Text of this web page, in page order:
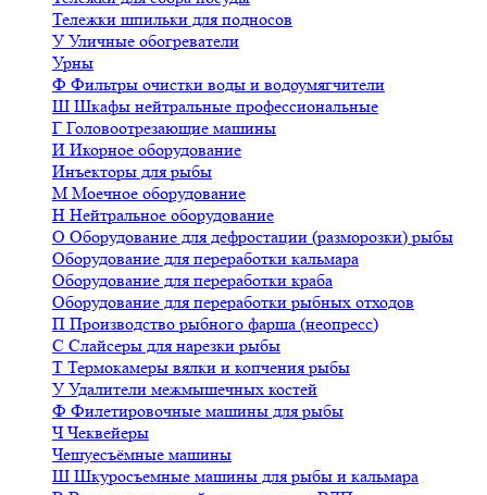
Тележки шпильки для подносов
У Уличные обогреватели
Урны
Ф Фильтры очистки воды и водоумягчители
Ш Шкафы нейтральные профессиональные
Г Головоотрезающие машины
И Икорное оборудование
Инъекторы для рыбы
М Моечное оборудование
Н Нейтральное оборудование
О Оборудование для дефростации (разморозки) рыбы
Оборудование для переработки кальмара
Оборудование для переработки краба
Оборудование для переработки рыбных отходов
П Производство рыбного фарша (неопресс)
С Слайсеры для нарезки рыбы
Т Термокамеры вялки и копчения рыбы
У Удалители межмышечных костей
Ф Филетировочные машины для рыбы
ЧЧеквейеры
Чешуесъёмные машины
Ш Шкуросъемные машины для рыбы и кальмара